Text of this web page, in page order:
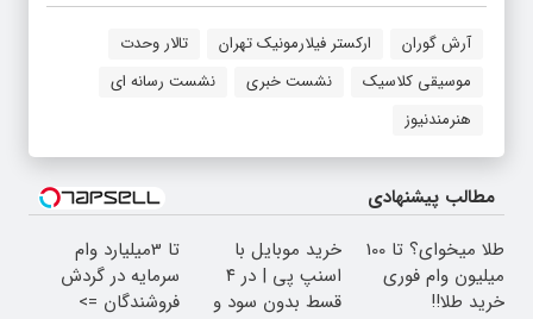
آرش گوران ارکستر فیلارمونیک تهران
تالار وحدت
موسیقی کلاسیک
نشست خبری
نشست رسانه ای
هنرمندنیوز
مطالب پیشنهادی
طلا میخوای؟ تا 100
میلیون وام فوری
خرید طلا‼️
خرید موبایل با
اسنپ پی | در ۴
قسط بدون سود و
تا 3میلیارد وام
سرمایه در گردش
فروشندگان =>